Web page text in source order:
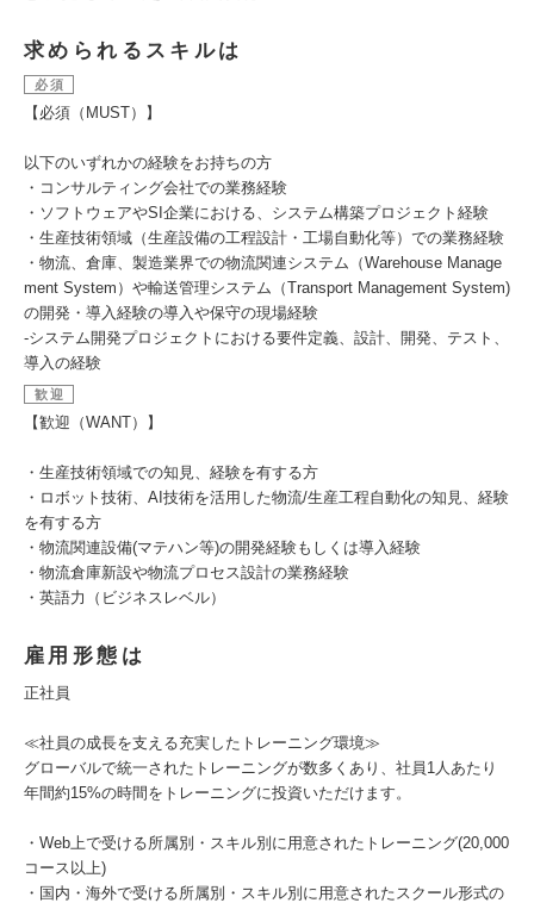
求められるスキルは
必須
【必須（MUST）】
以下のいずれかの経験をお持ちの方
・コンサルティング会社での業務経験
・ソフトウェアやSI企業における、システム構築プロジェクト経験
・生産技術領域（生産設備の工程設計・工場自動化等）での業務経験
・物流、倉庫、製造業界での物流関連システム（Warehouse Manage
ment System）や輸送管理システム（Transport Management System)
の開発・導入経験の導入や保守の現場経験
-システム開発プロジェクトにおける要件定義、設計、開発、テスト、
導入の経験
歓迎
【歓迎（WANT）】
・生産技術領域での知見、経験を有する方
・ロボット技術、AI技術を活用した物流/生産工程自動化の知見、経験
を有する方
・物流関連設備(マテハン等)の開発経験もしくは導入経験
・物流倉庫新設や物流プロセス設計の業務経験
・英語力（ビジネスレベル）
雇用形態は
正社員
≪社員の成長を支える充実したトレーニング環境≫
グローバルで統一されたトレーニングが数多くあり、社員1人あたり
年間約15%の時間をトレーニングに投資いただけます。
・Web上で受ける所属別・スキル別に用意されたトレーニング(20,000
コース以上)
・国内・海外で受ける所属別・スキル別に用意されたスクール形式の